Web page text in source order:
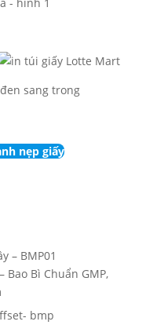
nẹp giấy
Bao Bì Chuẩn GMP,